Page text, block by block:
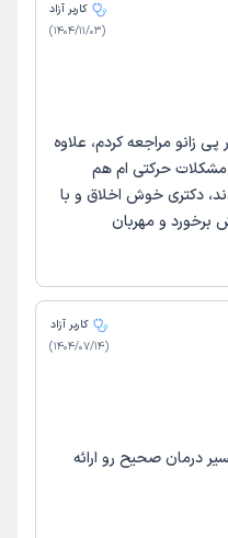
کاربر آزاد
(
1404/11/03
)
پی زانو مراجعه کردم، علاوه
مشکلات حرکتی ام هم
دکتری خوش اخلاق و با
و مهربان
کاربر آزاد
(
1404/07/14
)
درمان صحیح رو ارائه